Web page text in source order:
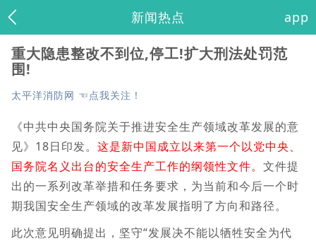
新闻热点 app
重大隐患整改不到位,停工!扩大刑法处罚范
围!
太平洋消防网 ☜点我关注！
《中共中央国务院关于推进安全生产领域改革发展的意
见》18日印发。 这是新中国成立以来第一个以党中央、
国务院名义出台的安全生产工作的纲领性文件。 文件提
出的一系列改革举措和任务要求，为当前和今后一个时
期我国安全生产领域的改革发展指明了方向和路径。
此次意见明确提出，坚守“发展决不能以牺牲安全为代